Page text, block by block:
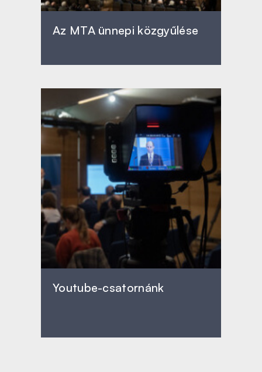
Az MTA ünnepi közgyűlése
Youtube-csatornánk